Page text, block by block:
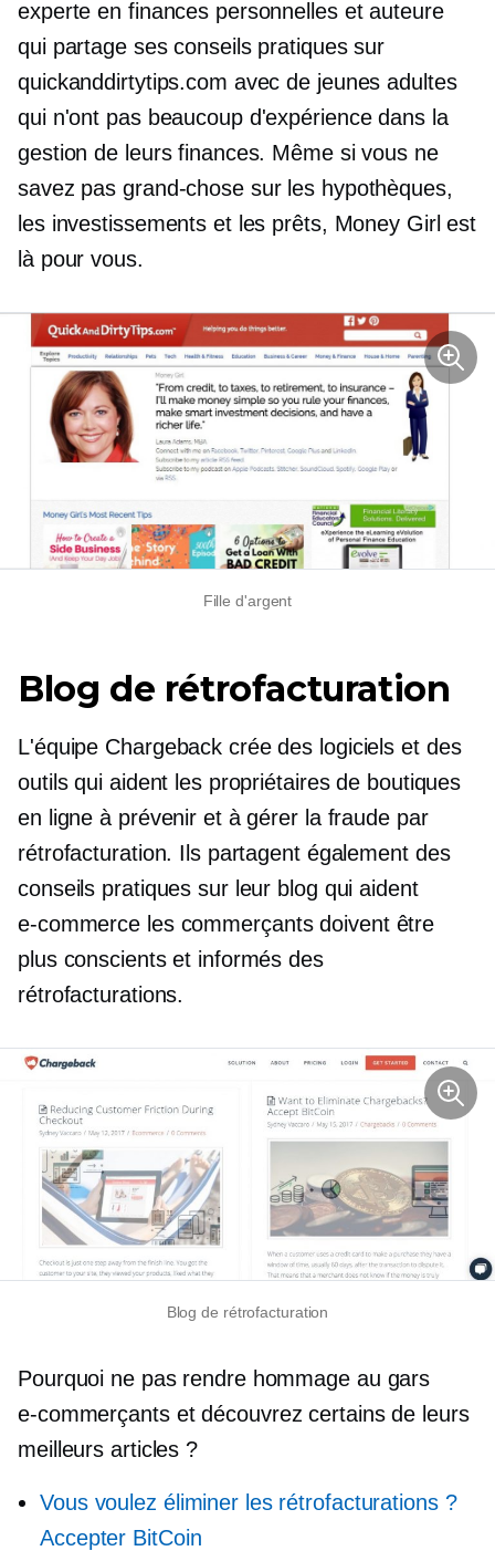
experte en finances personnelles et auteure
qui partage ses conseils pratiques sur
quickanddirtytips.com avec de jeunes adultes
qui n'ont pas beaucoup d'expérience dans la
gestion de leurs finances. Même si vous ne
savez pas grand-chose sur les hypothèques,
les investissements et les prêts, Money Girl est
là pour vous.
Fille d'argent
Blog de rétrofacturation
L'équipe Chargeback crée des logiciels et des
outils qui aident les propriétaires de boutiques
en ligne à prévenir et à gérer la fraude par
rétrofacturation. Ils partagent également des
conseils pratiques sur leur blog qui aident
e-commerce les commerçants doivent être
plus conscients et informés des
rétrofacturations.
Blog de rétrofacturation
Pourquoi ne pas rendre hommage au gars
e-commerçantset découvrez certains de leurs
meilleurs articles ?
Vous voulez éliminer les rétrofacturations ?
Accepter BitCoin